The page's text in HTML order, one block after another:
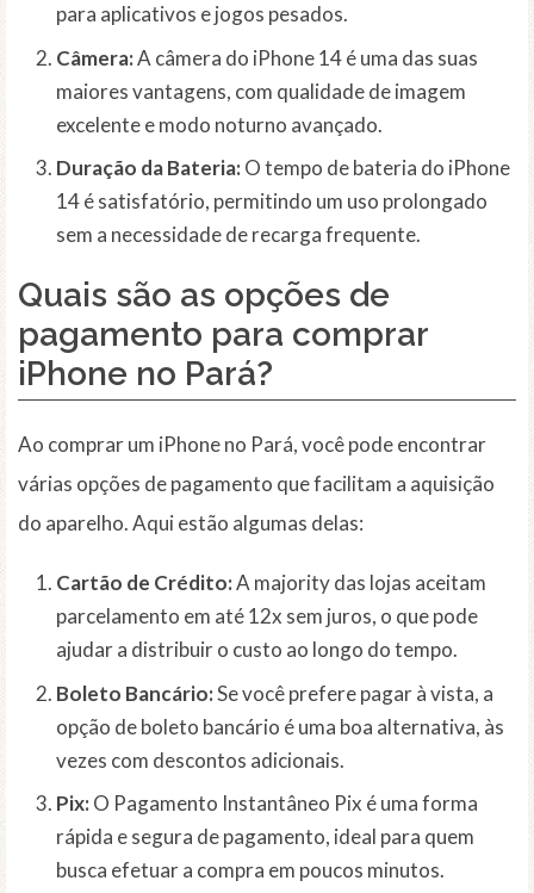
para aplicativos e jogos pesados.
Câmera:A câmera do iPhone 14 é uma das suas
maiores vantagens, com qualidade de imagem
excelente e modo noturno avançado.
Duração da Bateria:O tempo de bateria do iPhone
14 é satisfatório, permitindo um uso prolongado
sem a necessidade de recarga frequente.
Quais são as opções de
pagamento para comprar
iPhone no Pará?
Ao comprar um iPhone no Pará, você pode encontrar
várias opções de pagamento que facilitam a aquisição
do aparelho. Aqui estão algumas delas:
Cartão de Crédito:A majority das lojas aceitam
parcelamento em até 12x sem juros, o que pode
ajudar a distribuir o custo ao longo do tempo.
Boleto Bancário:Se você prefere pagar à vista, a
opção de boleto bancário é uma boa alternativa, às
vezes com descontos adicionais.
Pix:O Pagamento Instantâneo Pix é uma forma
rápida e segura de pagamento, ideal para quem
busca efetuar a compra em poucos minutos.